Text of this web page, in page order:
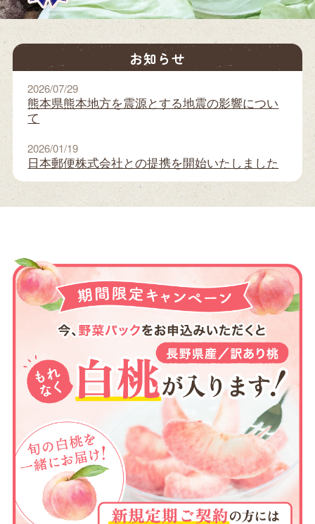
お知らせ
2026/07/29
熊本県熊本地方を震源とする地震の影響につい
て
2026/01/19
日本郵便株式会社との提携を開始いたしました